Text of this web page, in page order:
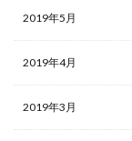
2019年5月
2019年4月
2019年3月